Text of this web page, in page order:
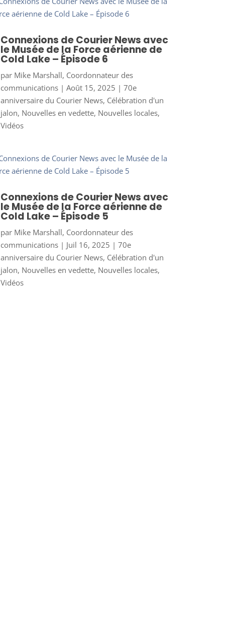
Connexions de Courier News avec
le Musée de la Force aérienne de
Cold Lake – Épisode 6
par Mike Marshall, Coordonnateur des
communications| Août 15, 2025 | 70e
anniversaire du Courier News, Célébration d'un
jalon, Nouvelles en vedette, Nouvelles locales,
Vidéos
Connexions de Courier News avec
le Musée de la Force aérienne de
Cold Lake – Épisode 5
par Mike Marshall, Coordonnateur des
communications| Juil 16, 2025 | 70e
anniversaire du Courier News, Célébration d'un
jalon, Nouvelles en vedette, Nouvelles locales,
Vidéos